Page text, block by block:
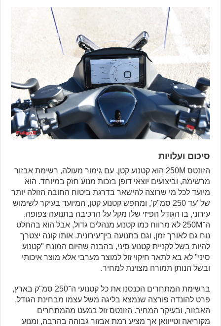
סיכום ועלויות
הזונטס 250M הוא קטנוע קטן, עם גימור מעולה, רשימת אבזור
מרשימה, וביצועים יוצאי דופן בזכות מנוע חזק במיוחד. הוא
מיועד לכל מי שרוצה להישאר בדרגת ביטוח החובה הזולה יותר
של 'עד 250 סמ"ק', ומחפש קטנוע קטן, המיועד בעיקר לשימוש
עירוני, בו הגודל הפיזי שלו מקל על הרכיבה בתנועה צפופה.
ה־250M לא מרווח כמו קטנוע מנהלים גדול, אבל הוא בהחלט
נוח גם לאורך זמן, וגם בתנועה בין־עירונית. אותו קונה יצטרך
להיות בשל לקניית קטנוע סיני, בהבנה שהיום המונח "קטנוע
סיני" לא בא לתאר חיקוי זול למוצר מערבי אלא מוצר איכותי
ובשל הנותן תמורה מצוינת למחיר.
ברשימת המתחרים הכנסנו את כל קטנועי ה־250 סמ"ק בארץ,
פרט להונדה פורצה שנמצא בליגה משל עצמו מבחינת הגודל,
האבזור, ובעיקר המחיר. הזונטס זול במעט מהמתחרים
מקוריאה וטייוואן אך מציע רמת אבזור גבוהה בהרבה, ומנוע